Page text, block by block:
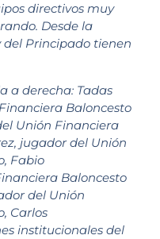
directivos muy
Desde la
Principado tienen
a derecha: Tadas
Baloncesto
Unión Financiera
jugador del Unión
Fabio
Baloncesto
del Unión
Carlos
institucionales del